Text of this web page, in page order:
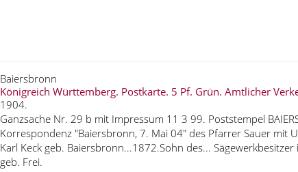
Baiersbronn
Königreich Württemberg. Postkarte. 5 Pf. Grün. Amtlicher
1904.
Ganzsache Nr. 29 b mit Impressum 11 3 99. Poststempel
Korrespondenz "Baiersbronn, 7. Mai 04" des Pfarrer Sauer mit
Karl Keck geb. Baiersbronn...1872.Sohn des...
geb. Frei.